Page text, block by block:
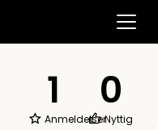
1
Anmeldelser
0
Nyttig